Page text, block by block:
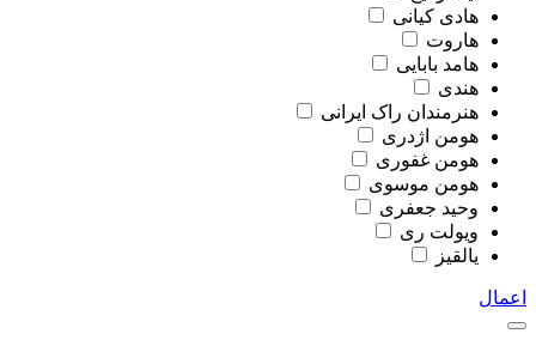
هادی کیانی
هاروت
هامد بابایی
هندی
هنرمندان راک ایرانی
هومن اژدری
هومن غفوری
هومن موسوی
وحید جعفری
ویولت ری
یالقیز
اعمال